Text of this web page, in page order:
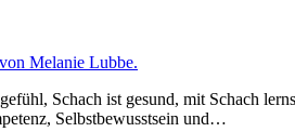
Schach ist gesund, mit Schach
Selbstbewusstsein und…